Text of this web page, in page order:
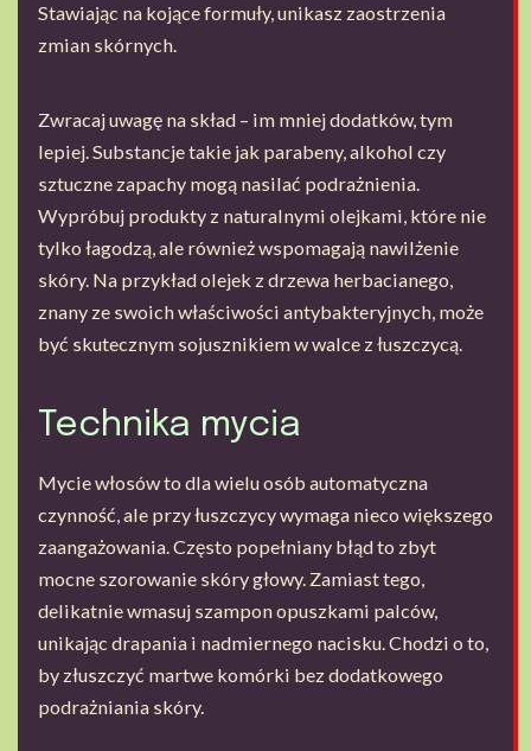
Stawiając na kojące formuły, unikasz zaostrzenia
zmian skórnych.
Zwracaj uwagę na skład – im mniej dodatków, tym
lepiej. Substancje takie jak parabeny, alkohol czy
sztuczne zapachy mogą nasilać podrażnienia.
Wypróbuj produkty z naturalnymi olejkami, które nie
tylko łagodzą, ale również wspomagają nawilżenie
skóry. Na przykład olejek z drzewa herbacianego,
znany ze swoich właściwości antybakteryjnych, może
być skutecznym sojusznikiem w walce z łuszczycą.
Technika mycia
Mycie włosów to dla wielu osób automatyczna
czynność, ale przy łuszczycy wymaga nieco większego
zaangażowania. Często popełniany błąd to zbyt
mocne szorowanie skóry głowy. Zamiast tego,
delikatnie wmasuj szampon opuszkami palców,
unikając drapania i nadmiernego nacisku. Chodzi o to,
by złuszczyć martwe komórki bez dodatkowego
podrażniania skóry.